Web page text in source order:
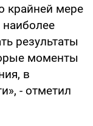
крайней мере
результаты
моменты
в
- отметил